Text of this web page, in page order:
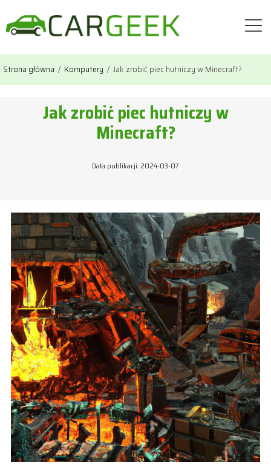
Strona główna / Komputery / Jak zrobić piec hutniczy w Minecraft?
Jak zrobić piec hutniczy w
Minecraft?
Data publikacji: 2024-03-07